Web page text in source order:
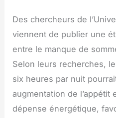
Des chercheurs de
viennent de publier une
entre le manque de
Selon leurs recherches,
six heures par nuit
augmentation de l’appétit
dépense énergétique,